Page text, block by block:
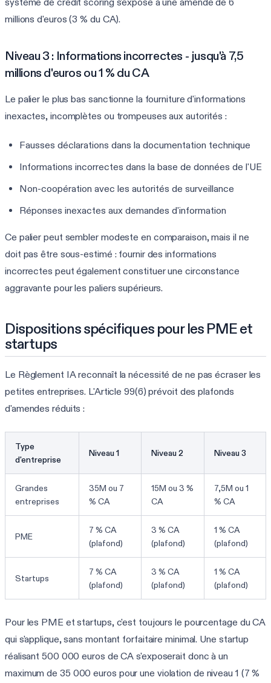
millions d'euros (3 % du CA).
Niveau 3 : Informations incorrectes - jusqu'à 7,5
millions d'euros ou 1 % du CA
Le palier le plus bas sanctionne la fourniture d'informations
inexactes, incomplètes ou trompeuses aux autorités :
Fausses déclarations dans la documentation technique
Informations incorrectes dans la base de données de l'UE
Non-coopération avec les autorités de surveillance
Réponses inexactes aux demandes d'information
Ce palier peut sembler modeste en comparaison, mais il ne
doit pas être sous-estimé : fournir des informations
incorrectes peut également constituer une circonstance
aggravante pour les paliers supérieurs.
Dispositions spécifiques pour les PME et
startups
Le Règlement IA reconnaît la nécessité de ne pas écraser les
petites entreprises. L'Article 99(6) prévoit des plafonds
d'amendes réduits :
Type
d'entreprise
Niveau 1 Niveau 2 Niveau 3
Grandes
entreprises
35M ou 7
% CA
15M ou 3 %
CA
7,5M ou 1
% CA
PME
7 % CA
(plafond)
3 % CA
(plafond)
1 % CA
(plafond)
Startups
7 % CA
(plafond)
3 % CA
(plafond)
1 % CA
(plafond)
Pour les PME et startups, c'est toujours le pourcentage du CA
qui s'applique, sans montant forfaitaire minimal. Une startup
réalisant 500 000 euros de CA s'exposerait donc à un
maximum de 35 000 euros pour une violation de niveau 1 (7 %